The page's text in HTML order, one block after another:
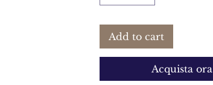
Add to cart
Acquista ora